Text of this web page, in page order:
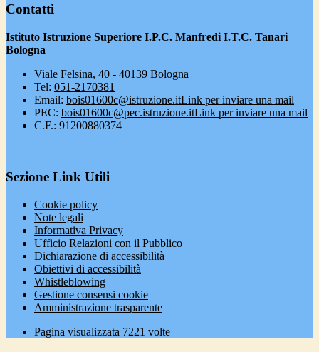
Contatti
Istituto Istruzione Superiore I.P.C. Manfredi I.T.C. Tanari
Bologna
Viale Felsina, 40 - 40139 Bologna
Tel: 051-2170381
Email: bois01600c@istruzione.itLink per inviare una mail
PEC: bois01600c@pec.istruzione.itLink per inviare una mail
C.F.: 91200880374
Sezione Link Utili
Cookie policy
Note legali
Informativa Privacy
Ufficio Relazioni con il Pubblico
Dichiarazione di accessibilità
Obiettivi di accessibilità
Whistleblowing
Gestione consensi cookie
Amministrazione trasparente
Pagina visualizzata 7221 volte